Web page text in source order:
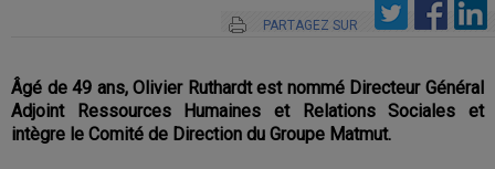
PARTAGEZ SUR
Âgé de 49 ans, Olivier Ruthardt est nommé Directeur Général
Adjoint Ressources Humaines et Relations Sociales et
intègre le Comité de Direction du Groupe Matmut.